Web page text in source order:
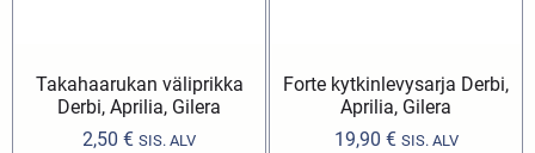
Takahaarukan väliprikka
Derbi, Aprilia, Gilera
2,50 € SIS. ALV
Forte kytkinlevysarja Derbi,
Aprilia, Gilera
19,90 € SIS. ALV